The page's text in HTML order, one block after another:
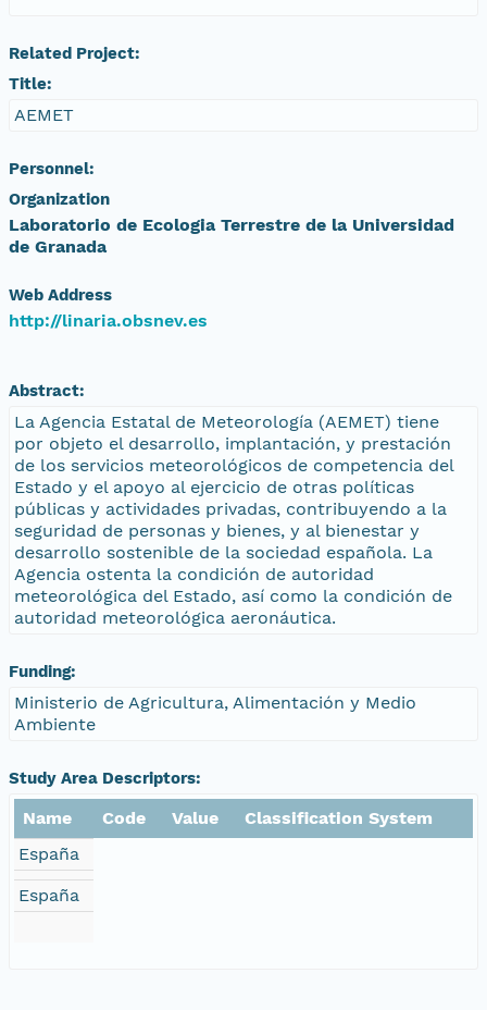
Related Project:
Title:
AEMET
Personnel:
Organization
Laboratorio de Ecologia Terrestre de la Universidad
de Granada
Web Address
http://linaria.obsnev.es
Abstract:
La Agencia Estatal de Meteorología (AEMET) tiene
por objeto el desarrollo, implantación, y prestación
de los servicios meteorológicos de competencia del
Estado y el apoyo al ejercicio de otras políticas
públicas y actividades privadas, contribuyendo a la
seguridad de personas y bienes, y al bienestar y
desarrollo sostenible de la sociedad española. La
Agencia ostenta la condición de autoridad
meteorológica del Estado, así como la condición de
autoridad meteorológica aeronáutica.
Funding:
Ministerio de Agricultura, Alimentación y Medio
Ambiente
Study Area Descriptors:
Name Code Value
Classification System
España
España